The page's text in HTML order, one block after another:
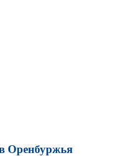
Оренбуржья